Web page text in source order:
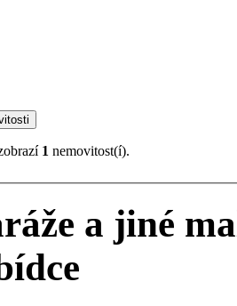
1 nemovitost(í).
a jiné